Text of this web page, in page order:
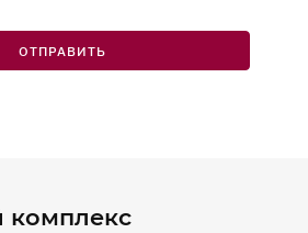
ОТПРАВИТЬ
комплекс